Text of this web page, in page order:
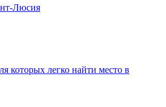
Люсия
которых легко найти место в